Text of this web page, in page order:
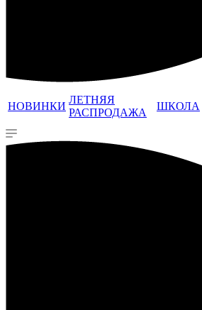
НОВИНКИ
ЛЕТНЯЯ
РАСПРОДАЖА
ШКОЛА